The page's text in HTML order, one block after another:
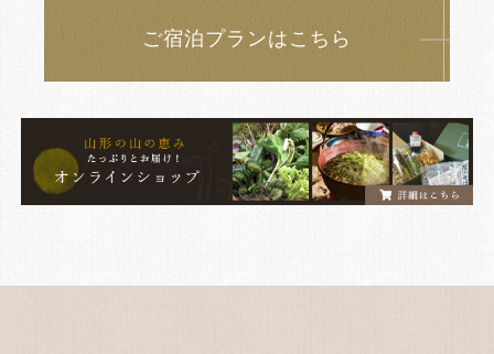
ご宿泊プランはこちら